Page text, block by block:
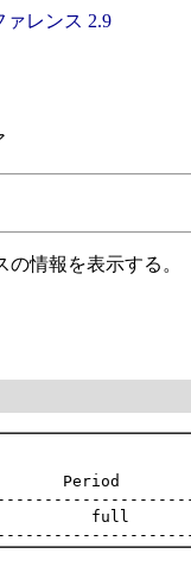
ァレンス 2.9
情報を表示する。
Period
full